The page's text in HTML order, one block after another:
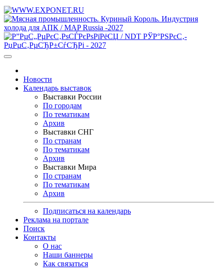
Новости
Календарь выставок
Выставки России
По городам
По тематикам
Архив
Выставки СНГ
По странам
По тематикам
Архив
Выставки Мира
По странам
По тематикам
Архив
Подписаться на календарь
Реклама на портале
Поиск
Контакты
О нас
Наши баннеры
Как связаться